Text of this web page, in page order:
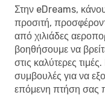
Στην eDreams,
προσιτή,
από χιλιάδες
βοηθήσουμε να
στις καλύτερες
συμβουλές για να
επόμενη πτήση σας